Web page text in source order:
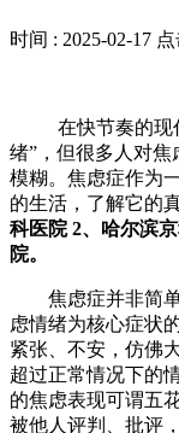
时间 : 2025-02-17
在快节奏的现代
绪”，但很多人对
模糊。焦虑症作为
的生活，了解它的
科医院 2、哈尔滨
院。
焦虑症并非简单
虑情绪为核心症状
紧张、不安，仿佛
超过正常情况下的
的焦虑表现可谓五
被他人评判、批评